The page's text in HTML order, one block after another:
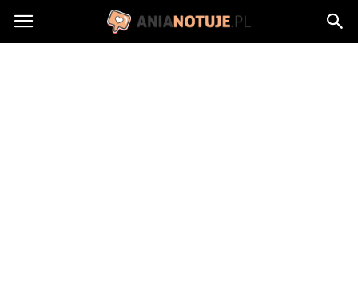
AniaNotuje.pl